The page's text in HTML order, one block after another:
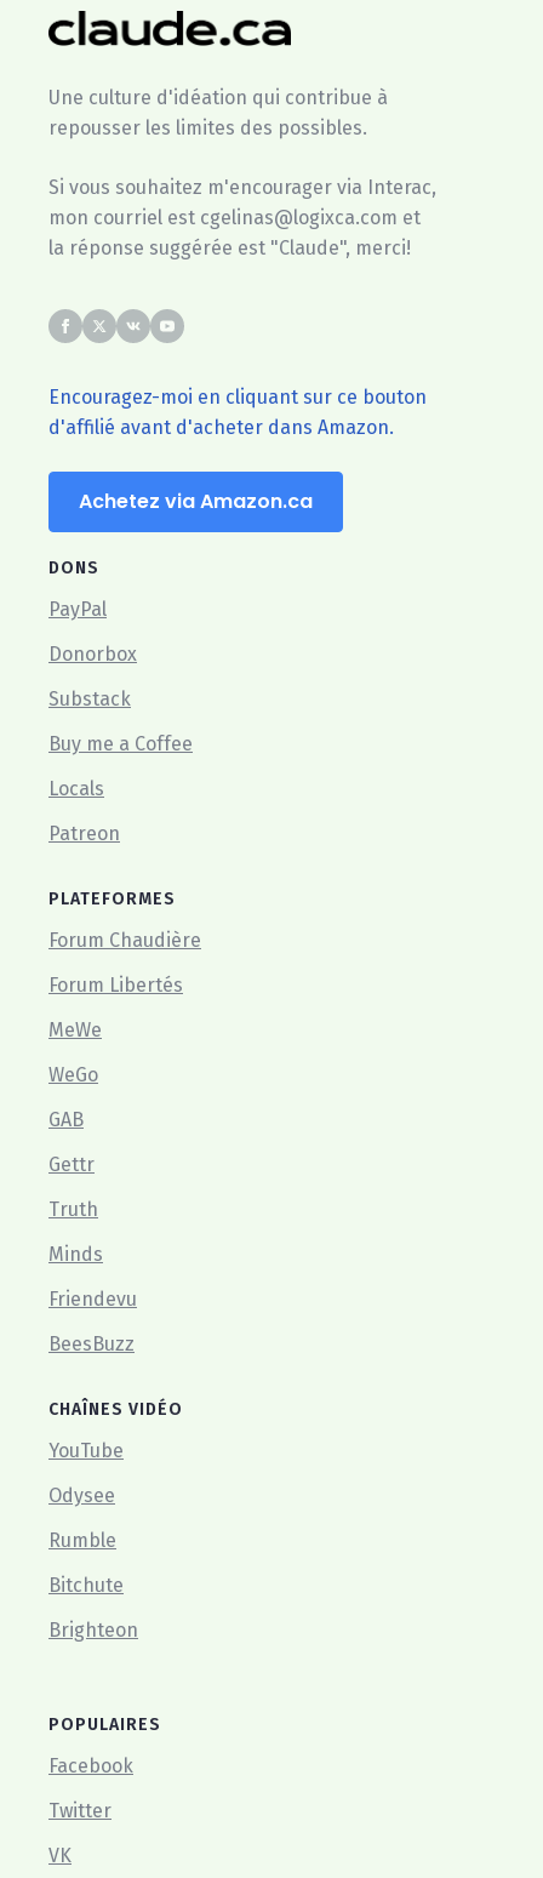
Une culture d'idéation qui contribue à
repousser les limites des possibles.
Si vous souhaitez m'encourager via Interac,
mon courriel est cgelinas@logixca.com et
la réponse suggérée est "Claude", merci!
Encouragez-moi en cliquant sur ce bouton
d'affilié avant d'acheter dans Amazon.
Achetez via Amazon.ca
DONS
PayPal
Donorbox
Substack
Buy me a Coffee
Locals
Patreon
PLATEFORMES
Forum Chaudière
Forum Libertés
MeWe
WeGo
GAB
Gettr
Truth
Minds
Friendevu
BeesBuzz
CHAÎNES VIDÉO
YouTube
Odysee
Rumble
Bitchute
Brighteon
POPULAIRES
Facebook
Twitter
VK